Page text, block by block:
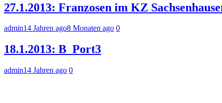
27.1.2013: Franzosen im KZ
admin14 Jahren ago8 Monaten ago 0
18.1.2013: B_Port3
admin14 Jahren ago 0